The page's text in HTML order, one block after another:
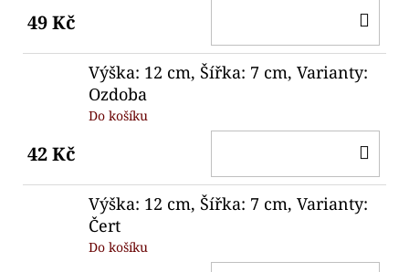
49 Kč
Výška: 12 cm, Šířka: 7 cm, Varianty:
Ozdoba
Do košíku
42 Kč
Výška: 12 cm, Šířka: 7 cm, Varianty:
Čert
Do košíku